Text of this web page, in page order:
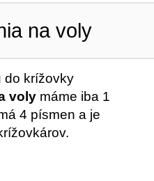
na voly
do krížovky
voly máme iba 1
4 písmen a je